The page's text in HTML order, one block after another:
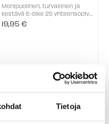
Tietoja
Monipuolinen, turvallinen ja
kestävä E-bike 25 yhteensopiva
rengas. RIDE Tour tarjoaa
kaiken, mitä jokapäiväinen
19,95 €